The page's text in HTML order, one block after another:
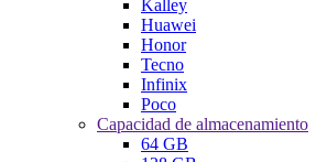
Kalley
Huawei
Honor
Tecno
Infinix
Poco
Capacidad de almacenamiento
64 GB